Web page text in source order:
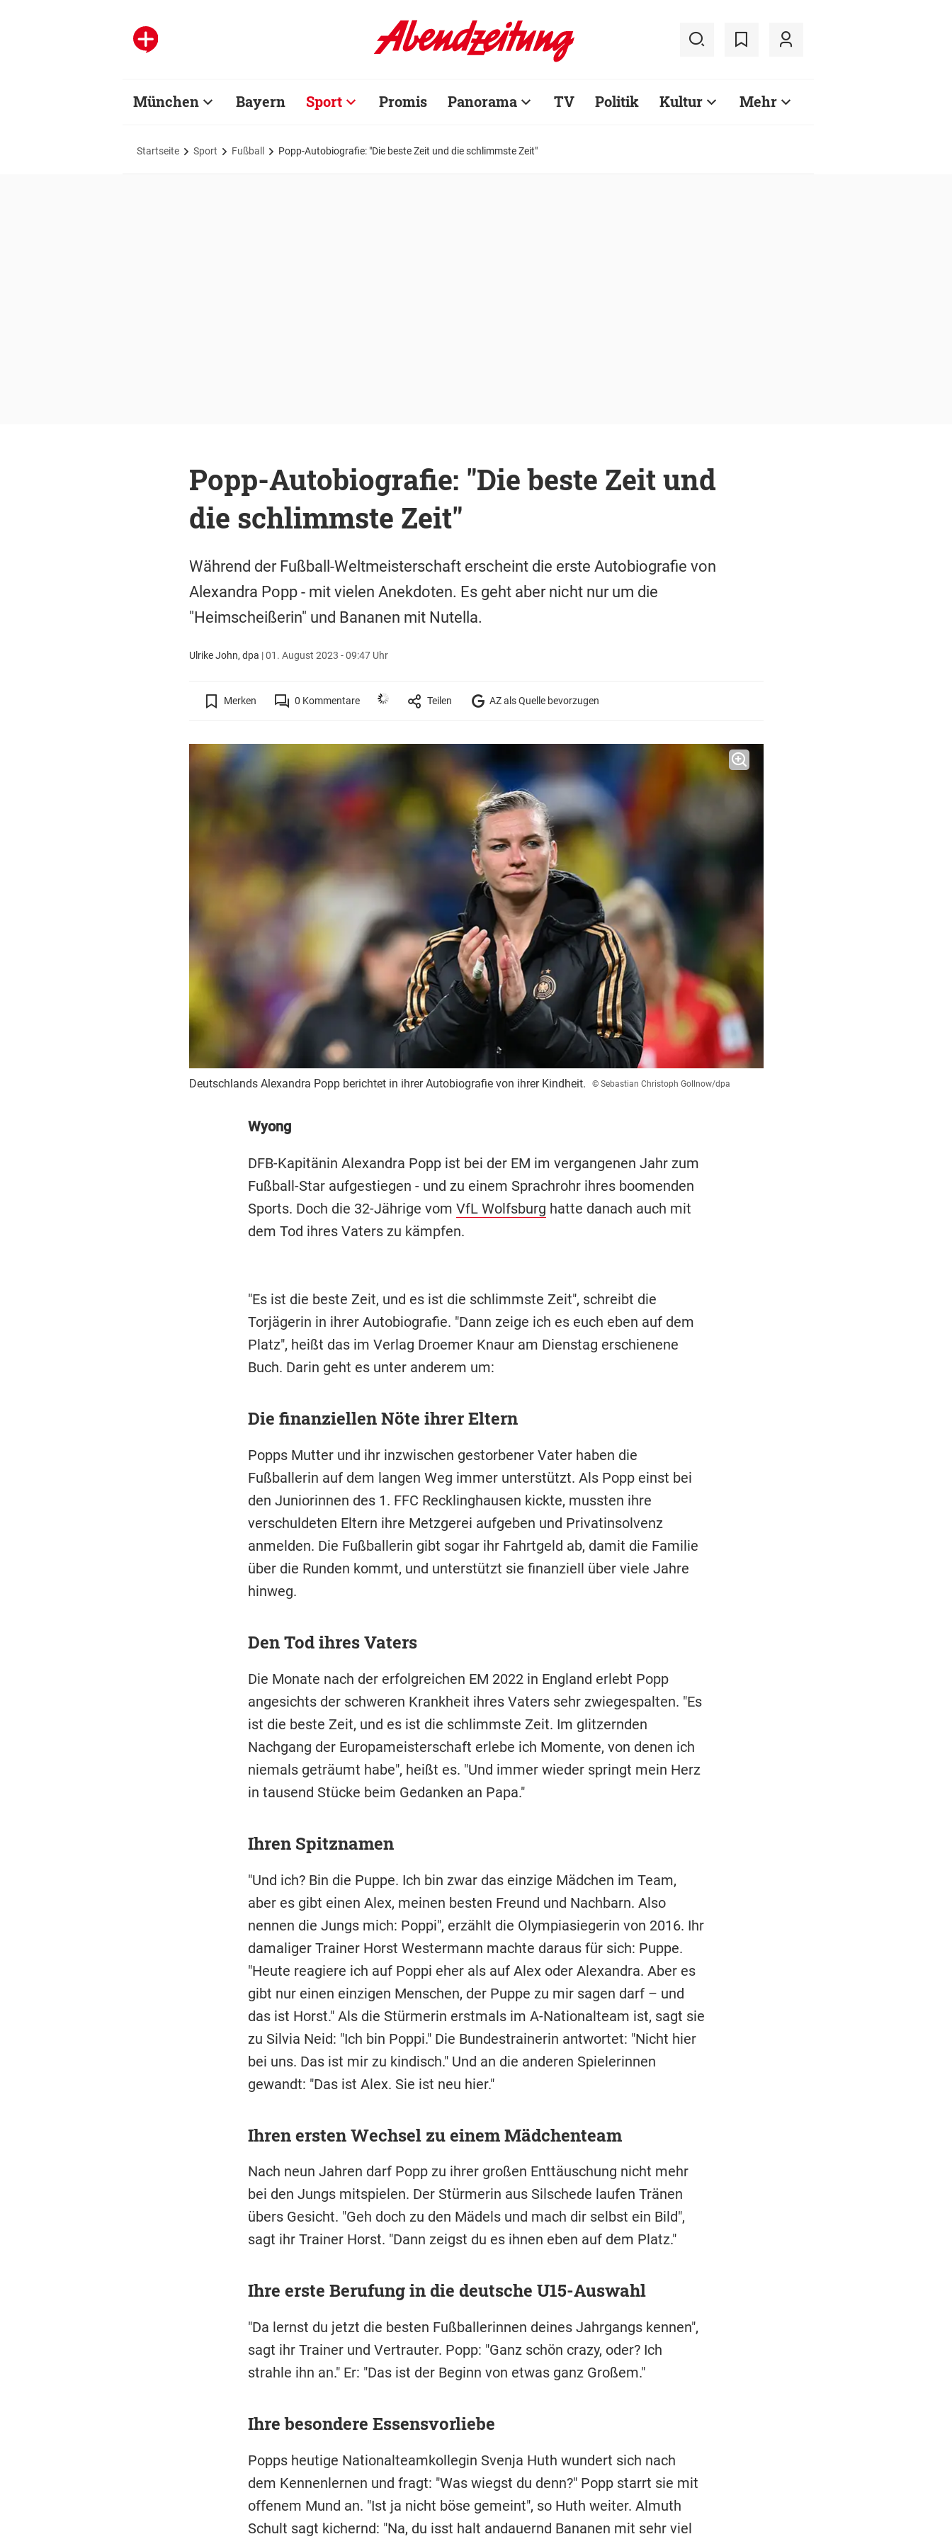
München Bayern Sport Promis Panorama TV Politik Kultur Mehr
Startseite Sport Fußball Popp-Autobiografie: "Die beste Zeit und die schlimmste Zeit"
Popp-Autobiografie: "Die beste Zeit und
die schlimmste Zeit"
Während der Fußball-Weltmeisterschaft erscheint die erste Autobiografie von
Alexandra Popp - mit vielen Anekdoten. Es geht aber nicht nur um die
"Heimscheißerin" und Bananen mit Nutella.
Ulrike John, dpa |01. August 2023 - 09:47 Uhr
Merken 0 Kommentare Teilen AZ als Quelle bevorzugen
Deutschlands Alexandra Popp berichtet in ihrer Autobiografie von ihrer Kindheit. © Sebastian Christoph Gollnow/dpa
Wyong
DFB-Kapitänin Alexandra Popp ist bei der EM im vergangenen Jahr zum
Fußball-Star aufgestiegen - und zu einem Sprachrohr ihres boomenden
Sports. Doch die 32-Jährige vom VfL Wolfsburg hatte danach auch mit
dem Tod ihres Vaters zu kämpfen.
"Es ist die beste Zeit, und es ist die schlimmste Zeit", schreibt die
Torjägerin in ihrer Autobiografie. "Dann zeige ich es euch eben auf dem
Platz", heißt das im Verlag Droemer Knaur am Dienstag erschienene
Buch. Darin geht es unter anderem um:
Die finanziellen Nöte ihrer Eltern
Popps Mutter und ihr inzwischen gestorbener Vater haben die
Fußballerin auf dem langen Weg immer unterstützt. Als Popp einst bei
den Juniorinnen des 1. FFC Recklinghausen kickte, mussten ihre
verschuldeten Eltern ihre Metzgerei aufgeben und Privatinsolvenz
anmelden. Die Fußballerin gibt sogar ihr Fahrtgeld ab, damit die Familie
über die Runden kommt, und unterstützt sie finanziell über viele Jahre
hinweg.
Den Tod ihres Vaters
Die Monate nach der erfolgreichen EM 2022 in England erlebt Popp
angesichts der schweren Krankheit ihres Vaters sehr zwiegespalten. "Es
ist die beste Zeit, und es ist die schlimmste Zeit. Im glitzernden
Nachgang der Europameisterschaft erlebe ich Momente, von denen ich
niemals geträumt habe", heißt es. "Und immer wieder springt mein Herz
in tausend Stücke beim Gedanken an Papa."
Ihren Spitznamen
"Und ich? Bin die Puppe. Ich bin zwar das einzige Mädchen im Team,
aber es gibt einen Alex, meinen besten Freund und Nachbarn. Also
nennen die Jungs mich: Poppi", erzählt die Olympiasiegerin von 2016. Ihr
damaliger Trainer Horst Westermann machte daraus für sich: Puppe.
"Heute reagiere ich auf Poppi eher als auf Alex oder Alexandra. Aber es
gibt nur einen einzigen Menschen, der Puppe zu mir sagen darf – und
das ist Horst." Als die Stürmerin erstmals im A-Nationalteam ist, sagt sie
zu Silvia Neid: "Ich bin Poppi." Die Bundestrainerin antwortet: "Nicht hier
bei uns. Das ist mir zu kindisch." Und an die anderen Spielerinnen
gewandt: "Das ist Alex. Sie ist neu hier."
Ihren ersten Wechsel zu einem Mädchenteam
Nach neun Jahren darf Popp zu ihrer großen Enttäuschung nicht mehr
bei den Jungs mitspielen. Der Stürmerin aus Silschede laufen Tränen
übers Gesicht. "Geh doch zu den Mädels und mach dir selbst ein Bild",
sagt ihr Trainer Horst. "Dann zeigst du es ihnen eben auf dem Platz."
Ihre erste Berufung in die deutsche U15-Auswahl
"Da lernst du jetzt die besten Fußballerinnen deines Jahrgangs ken­nen",
sagt ihr Trainer und Vertrauter. Popp: "Ganz schön crazy, oder? Ich
strahle ihn an." Er: "Das ist der Beginn von etwas ganz Großem."
Ihre besondere Essensvorliebe
Popps heutige Nationalteamkollegin Svenja Huth wundert sich nach
dem Kennenlernen und fragt: "Was wiegst du denn?" Popp starrt sie mit
offenem Mund an. "Ist ja nicht böse gemeint", so Huth weiter. Almuth
Schult sagt kichernd: "Na, du isst halt andauernd Bananen mit sehr viel